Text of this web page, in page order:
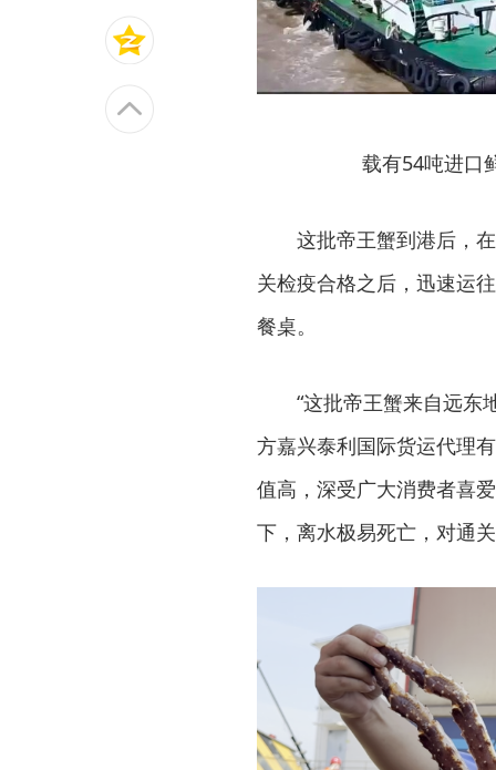
载有54吨进口
这批帝王蟹到港后，
关检疫合格之后，迅速运
餐桌。
“这批帝王蟹来自远东
方嘉兴泰利国际货运代理
值高，深受广大消费者喜
下，离水极易死亡，对通